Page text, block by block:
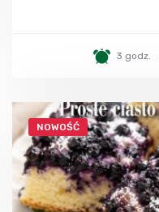
3 godz.
NOWOŚĆ